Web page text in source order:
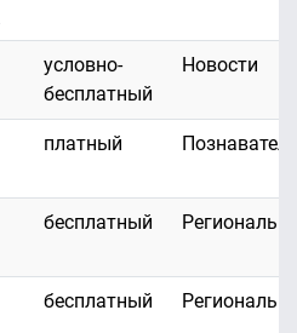
условно-
бесплатный
Новости
платный
бесплатный
бесплатный